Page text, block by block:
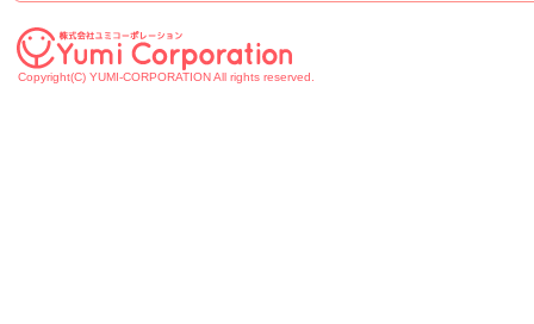
Copyright(C) YUMI-CORPORATION All rights reserved.